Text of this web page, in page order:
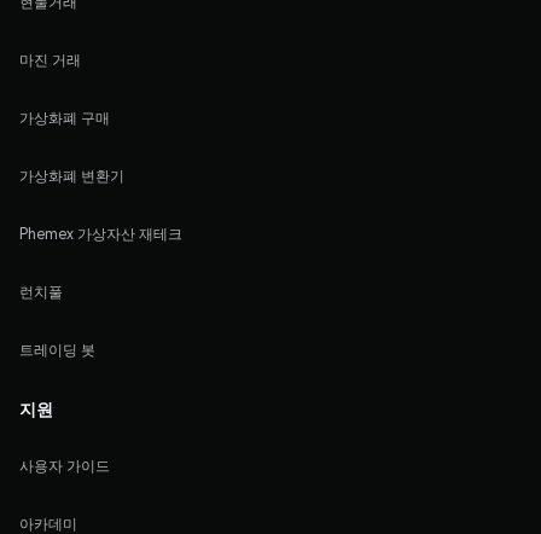
마진 거래
가상화폐 구매
가상화폐 변환기
Phemex 가상자산 재테크
런치풀
트레이딩 봇
지원
사용자 가이드
아카데미